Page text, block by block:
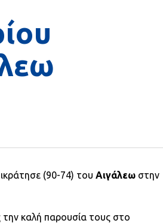
(90-74) του Αιγάλεω στην
την καλή παρουσία τους στο